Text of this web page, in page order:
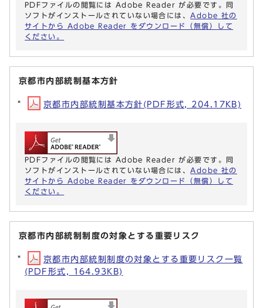
PDFファイルの閲覧には Adobe Reader が必要です。同
ソフトがインストールされていない場合には、 Adobe 社の
サイトから Adobe Reader をダウンロード（無償）して
ください。
京都市内部統制基本方針
京都市内部統制基本方針(PDF形式, 204.17KB)
PDFファイルの閲覧には Adobe Reader が必要です。同
ソフトがインストールされていない場合には、 Adobe 社の
サイトから Adobe Reader をダウンロード（無償）して
ください。
京都市内部統制制度の対象とする重要リスク
京都市内部統制制度の対象とする重要リスク一覧
(PDF形式, 164.93KB)